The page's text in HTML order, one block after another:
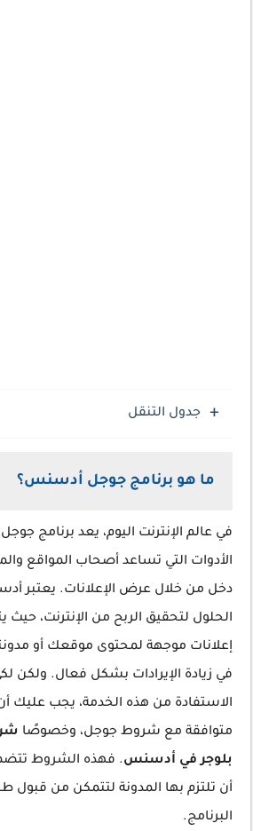
جدول التنقل
ما هو برنامج جوجل أدسنس؟
في عالم الإنترنت اليوم، يعد برنامج
الأدوات التي تساعد أصحاب المواقع
دخل من خلال عرض الإعلانات. يعتبر
الحلول لتحقيق الربح من الإنترنت،
إعلانات موجهة لمحتوى موقعك أو
في زيادة الإيرادات بشكل فعال. ولكن
الاستفادة من هذه الخدمة، يجب عليك
متوافقة مع شروط جوجل، وخصوصًا
بلوجر في أدسنس. فهذه الشروط
أن تلتزم بها المدونة لتتمكن من قبول
البرنامج.